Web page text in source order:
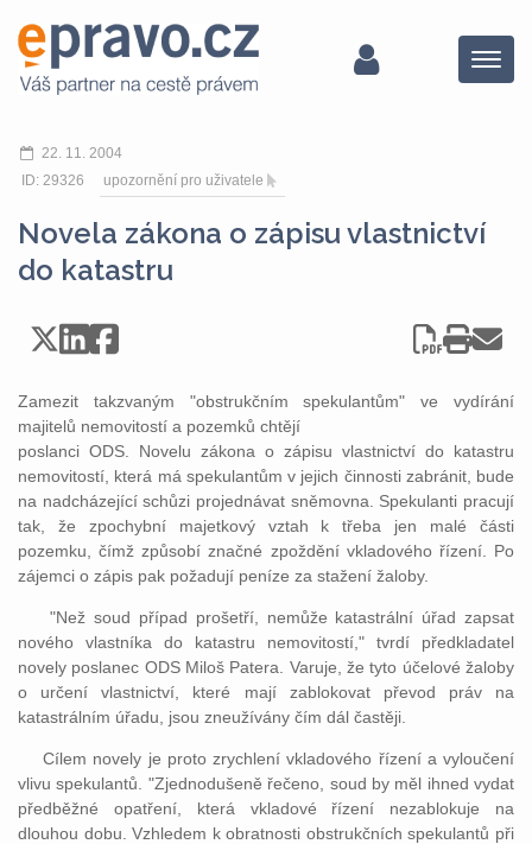
Menu
22. 11. 2004
ID: 29326
upozornění pro uživatele
Novela zákona o zápisu vlastnictví
do katastru
Zamezit takzvaným "obstrukčním spekulantům" ve vydírání
majitelů nemovitostí a pozemků chtějí
poslanci ODS. Novelu zákona o zápisu vlastnictví do katastru
nemovitostí, která má spekulantům v jejich činnosti zabránit, bude
na nadcházející schůzi projednávat sněmovna. Spekulanti pracují
tak, že zpochybní majetkový vztah k třeba jen malé části
pozemku, čímž způsobí značné zpoždění vkladového řízení. Po
zájemci o zápis pak požadují peníze za stažení žaloby.
"Než soud případ prošetří, nemůže katastrální úřad zapsat
nového vlastníka do katastru nemovitostí," tvrdí předkladatel
novely poslanec ODS Miloš Patera. Varuje, že tyto účelové žaloby
o určení vlastnictví, které mají zablokovat převod práv na
katastrálním úřadu, jsou zneužívány čím dál častěji.
Cílem novely je proto zrychlení vkladového řízení a vyloučení
vlivu spekulantů. "Zjednodušeně řečeno, soud by měl ihned vydat
předběžné opatření, která vkladové řízení nezablokuje na
dlouhou dobu. Vzhledem k obratnosti obstrukčních spekulantů při